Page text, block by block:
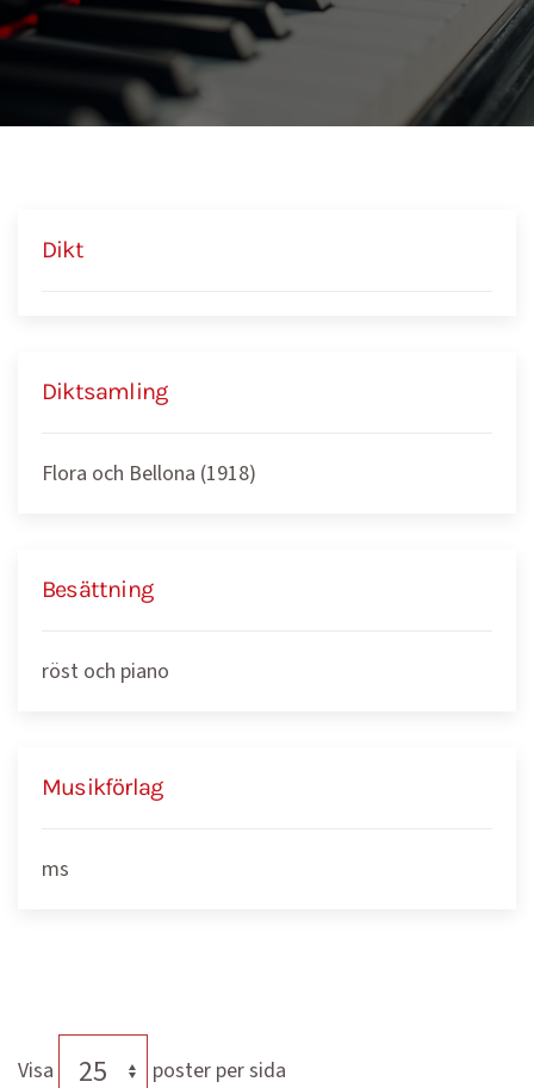
Dikt
Diktsamling
Flora och Bellona (1918)
Besättning
röst och piano
Musikförlag
ms
Visa poster per sida